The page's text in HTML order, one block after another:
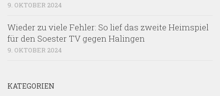
9. OKTOBER 2024
Wieder zu viele Fehler: So lief das zweite Heimspiel
für den Soester TV gegen Halingen
9. OKTOBER 2024
KATEGORIEN